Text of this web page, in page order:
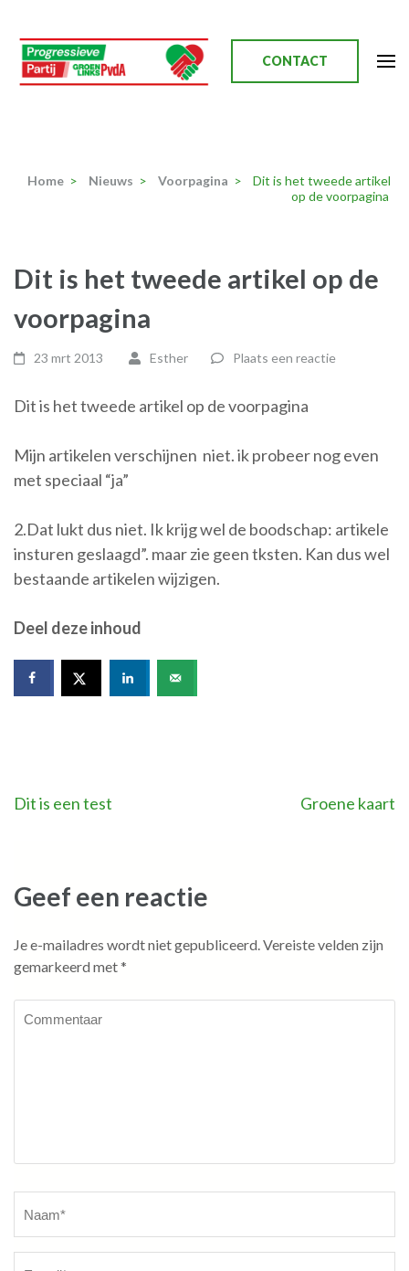
naar
inhoud
(Druk
CONTACT
Home > Nieuws > Voorpagina >
Dit is het tweede artikel
op de voorpagina
Dit is het tweede artikel op de
voorpagina
23 mrt 2013 Esther Plaats een reactie
Dit is het tweede artikel op de voorpagina
Mijn artikelen verschijnen niet. ik probeer nog even
met speciaal “ja”
2.Dat lukt dus niet. Ik krijg wel de boodschap: artikele
insturen geslaagd”. maar zie geen tksten. Kan dus wel
bestaande artikelen wijzigen.
Deel deze inhoud
Bericht
Dit is een test Groene kaart
Geef een reactie
Je e-mailadres wordt niet gepubliceerd.Vereiste velden zijn
gemarkeerd met*